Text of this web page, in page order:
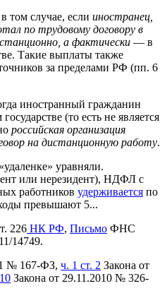
случае, если иностранец,
по трудовому договору в
а фактически — в
Такие выплаты также
за пределами РФ (пп. 6
иностранный гражданин
(то есть не является
российская организация
на дистанционную работу.
уравняли.
или нерезидент), НДФЛ с
работников удерживается по
превышают 5...
226 НК РФ, Письмо ФНС
14749.
№ 167-ФЗ, ч. 1 ст. 2 Закона от
Закона от 29.11.2010 № 326-